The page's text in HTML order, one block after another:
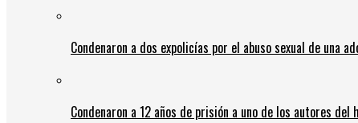
Condenaron a dos expolicías por el abuso sexual de una
Condenaron a 12 años de prisión a uno de los autores